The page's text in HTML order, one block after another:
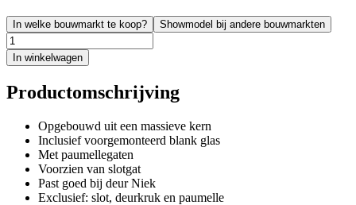
In welke bouwmarkt te koop? Showmodel bij andere bouwmarkten
In winkelwagen
Productomschrijving
Opgebouwd uit een massieve kern
Inclusief voorgemonteerd blank glas
Met paumellegaten
Voorzien van slotgat
Past goed bij deur Niek
Exclusief: slot, deurkruk en paumelle